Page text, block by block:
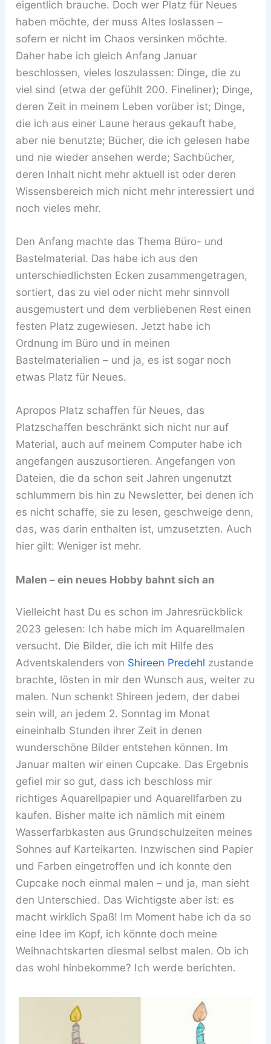
eigentlich brauche. Doch wer Platz für Neues
haben möchte, der muss Altes loslassen –
sofern er nicht im Chaos versinken möchte.
Daher habe ich gleich Anfang Januar
beschlossen, vieles loszulassen: Dinge, die zu
viel sind (etwa der gefühlt 200. Fineliner); Dinge,
deren Zeit in meinem Leben vorüber ist; Dinge,
die ich aus einer Laune heraus gekauft habe,
aber nie benutzte; Bücher, die ich gelesen habe
und nie wieder ansehen werde; Sachbücher,
deren Inhalt nicht mehr aktuell ist oder deren
Wissensbereich mich nicht mehr interessiert und
noch vieles mehr.
Den Anfang machte das Thema Büro- und
Bastelmaterial. Das habe ich aus den
unterschiedlichsten Ecken zusammengetragen,
sortiert, das zu viel oder nicht mehr sinnvoll
ausgemustert und dem verbliebenen Rest einen
festen Platz zugewiesen. Jetzt habe ich
Ordnung im Büro und in meinen
Bastelmaterialien – und ja, es ist sogar noch
etwas Platz für Neues.
Apropos Platz schaffen für Neues, das
Platzschaffen beschränkt sich nicht nur auf
Material, auch auf meinem Computer habe ich
angefangen auszusortieren. Angefangen von
Dateien, die da schon seit Jahren ungenutzt
schlummern bis hin zu Newsletter, bei denen ich
es nicht schaffe, sie zu lesen, geschweige denn,
das, was darin enthalten ist, umzusetzten. Auch
hier gilt: Weniger ist mehr.
Malen – ein neues Hobby bahnt sich an
Vielleicht hast Du es schon im Jahresrückblick
2023 gelesen: Ich habe mich im Aquarellmalen
versucht. Die Bilder, die ich mit Hilfe des
Adventskalenders von Shireen Predehl zustande
brachte, lösten in mir den Wunsch aus, weiter zu
malen. Nun schenkt Shireen jedem, der dabei
sein will, an jedem 2. Sonntag im Monat
eineinhalb Stunden ihrer Zeit in denen
wunderschöne Bilder entstehen können. Im
Januar malten wir einen Cupcake. Das Ergebnis
gefiel mir so gut, dass ich beschloss mir
richtiges Aquarellpapier und Aquarellfarben zu
kaufen. Bisher malte ich nämlich mit einem
Wasserfarbkasten aus Grundschulzeiten meines
Sohnes auf Karteikarten. Inzwischen sind Papier
und Farben eingetroffen und ich konnte den
Cupcake noch einmal malen – und ja, man sieht
den Unterschied. Das Wichtigste aber ist: es
macht wirklich Spaß! Im Moment habe ich da so
eine Idee im Kopf, ich könnte doch meine
Weihnachtskarten diesmal selbst malen. Ob ich
das wohl hinbekomme? Ich werde berichten.